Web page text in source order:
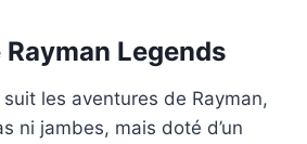
Rayman Legends
les aventures de Rayman,
ni jambes, mais doté d’un